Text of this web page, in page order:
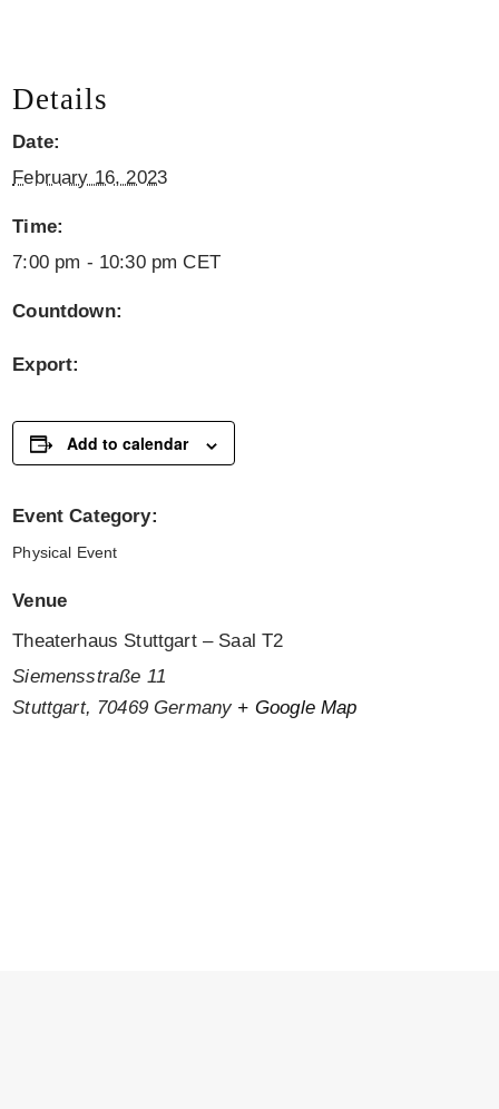
Details
Date:
February 16, 2023
Time:
7:00 pm - 10:30 pm CET
Countdown:
Export:
Add to calendar
Event Category:
Physical Event
Venue
Theaterhaus Stuttgart – Saal T2
Siemensstraße 11
Stuttgart, 70469 Germany + Google Map